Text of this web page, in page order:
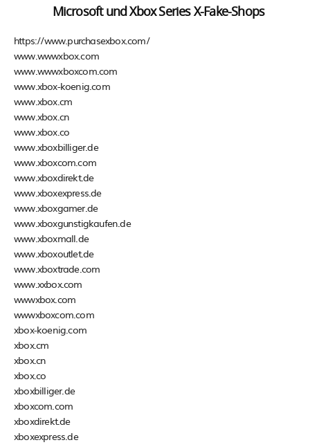
Microsoft und Xbox Series X-Fake-Shops
https://www.purchasexbox.com/
www.wwwxbox.com
www.wwwxboxcom.com
www.xbox-koenig.com
www.xbox.cm
www.xbox.cn
www.xbox.co
www.xboxbilliger.de
www.xboxcom.com
www.xboxdirekt.de
www.xboxexpress.de
www.xboxgamer.de
www.xboxgunstigkaufen.de
www.xboxmall.de
www.xboxoutlet.de
www.xboxtrade.com
www.xxbox.com
wwwxbox.com
wwwxboxcom.com
xbox-koenig.com
xbox.cm
xbox.cn
xbox.co
xboxbilliger.de
xboxcom.com
xboxdirekt.de
xboxexpress.de